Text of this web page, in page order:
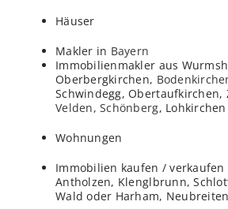
Häuser
Makler in Bayern
Immobilienmakler aus
Oberbergkirchen,
Schwindegg, Obertaufkirchen,
Velden,Schönberg, Lohkirchen
Wohnungen
Immobilien kaufen /
Antholzen, Klenglbrunn,
Wald oder Harham,